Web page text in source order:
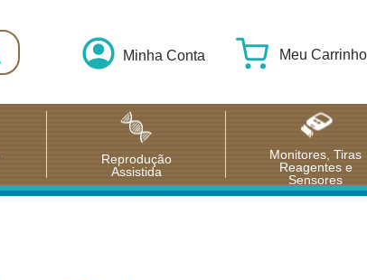
Minha Conta Meu Carrinho
Reprodução
Assistida
Monitores, Tiras
Reagentes e
Sensores